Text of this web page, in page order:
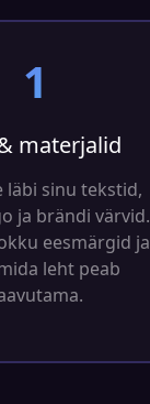
1
materjalid
läbi sinu tekstid,
ja brändi värvid.
eesmärgid ja
leht peab